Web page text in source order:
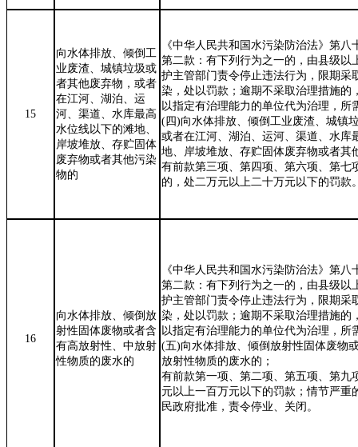
15
向水体排放、倾倒工
业废渣、城镇垃圾或
者其他废弃物，或者
在江河、湖泊、运
河、渠道、水库最高
水位线以下的滩地、
岸坡堆放、存贮固体
废弃物或者其他污染
物的
《中华人民共和国水污染防治法》第
第二款：有下列行为之一的，由县级以
护主管部门责令停止违法行为，限期采
染，处以罚款；逾期不采取治理措施的
以指定有治理能力的单位代为治理，所
(四)向水体排放、倾倒工业废渣、城镇
或者在江河、湖泊、运河、渠道、水库
地、岸坡堆放、存贮固体废弃物或者其
有前款第三项、第四项、第六项、第七
的，处二万元以上二十万元以下的罚款
16
向水体排放、倾倒放
射性固体废物或者含
有高放射性、中放射
性物质的废水的
《中华人民共和国水污染防治法》第
第二款：有下列行为之一的，由县级以
护主管部门责令停止违法行为，限期采
染，处以罚款；逾期不采取治理措施的
以指定有治理能力的单位代为治理，所
(五)向水体排放、倾倒放射性固体废物
放射性物质的废水的；
有前款第一项、第二项、第五项、第九
元以上一百万元以下的罚款；情节严重
民政府批准，责令停业、关闭。